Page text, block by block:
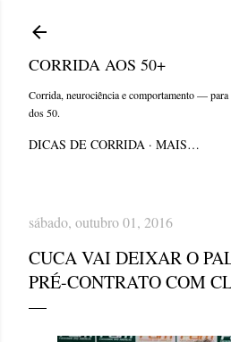
CORRIDA AOS 50+
Corrida, neurociência e comportamento —
dos 50.
DICAS DE CORRIDA MAIS…
sábado, outubro 01, 2016
CUCA VAI DEIXAR O
PRÉ-CONTRATO COM